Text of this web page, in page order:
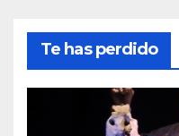
Te has perdido